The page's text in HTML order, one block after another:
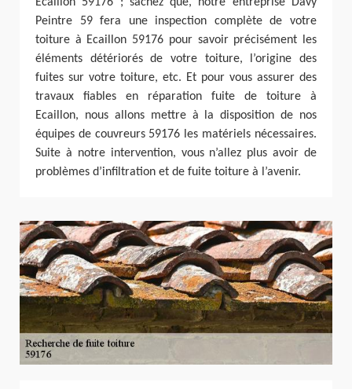
Ecaillon 59176 ; sachez que, notre entreprise Davy
Peintre 59 fera une inspection complète de votre
toiture à Ecaillon 59176 pour savoir précisément les
éléments détériorés de votre toiture, l’origine des
fuites sur votre toiture, etc. Et pour vous assurer des
travaux fiables en réparation fuite de toiture à
Ecaillon, nous allons mettre à la disposition de nos
équipes de couvreurs 59176 les matériels nécessaires.
Suite à notre intervention, vous n’allez plus avoir de
problèmes d’infiltration et de fuite toiture à l’avenir.